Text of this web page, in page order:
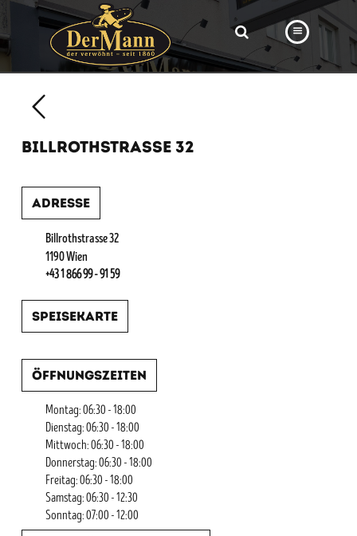
BÄCKEREI
BILLROTHSTRASSE 32
Adresse
Billrothstrasse 32
1190 Wien
+43 1 866 99 - 91 59
Speisekarte
Öffnungszeiten
Montag: 06:30 - 18:00
Dienstag: 06:30 - 18:00
Mittwoch: 06:30 - 18:00
Donnerstag: 06:30 - 18:00
Freitag: 06:30 - 18:00
Samstag: 06:30 - 12:30
Sonntag: 07:00 - 12:00